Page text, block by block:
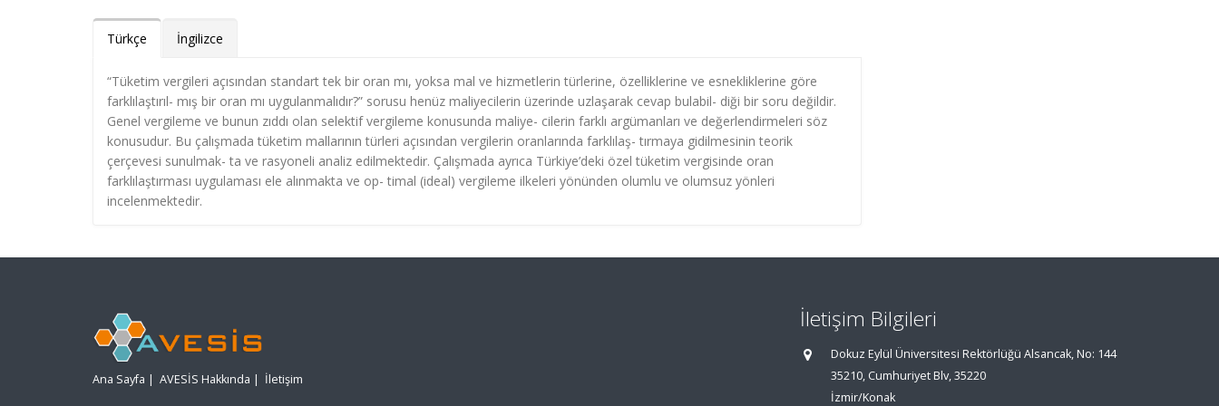
Türkçe İngilizce
“Tüketim vergileri açısından standart tek bir oran mı, yoksa mal ve hizmetlerin türlerine, özelliklerine ve esnekliklerine göre
farklılaştırıl- mış bir oran mı uygulanmalıdır?” sorusu henüz maliyecilerin üzerinde uzlaşarak cevap bulabil- diği bir soru değildir.
Genel vergileme ve bunun zıddı olan selektif vergileme konusunda maliye- cilerin farklı argümanları ve değerlendirmeleri söz
konusudur. Bu çalışmada tüketim mallarının türleri açısından vergilerin oranlarında farklılaş- tırmaya gidilmesinin teorik
çerçevesi sunulmak- ta ve rasyoneli analiz edilmektedir. Çalışmada ayrıca Türkiye’deki özel tüketim vergisinde oran
farklılaştırması uygulaması ele alınmakta ve op- timal (ideal) vergileme ilkeleri yönünden olumlu ve olumsuz yönleri
incelenmektedir.
Ana Sayfa | AVESİS Hakkında | İletişim
İletişim Bilgileri
Dokuz Eylül Üniversitesi Rektörlüğü Alsancak, No: 144
35210, Cumhuriyet Blv, 35220
İzmir/Konak